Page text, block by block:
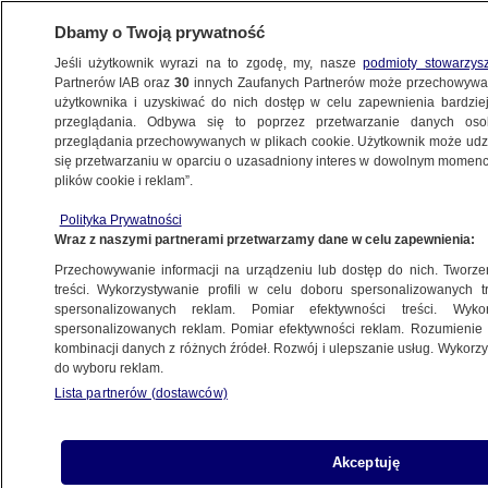
ORLEN
Kiedy poznamy nazwisko prezesa
Orlenu?
BIZNES
Członek zarządu Orlenu rezygnuje
z funkcji
BIZNES
szkodliwa decyzja
Dbamy o Twoją prywatność
Jeśli użytkownik wyrazi na to zgodę, my, naszepodmioty
Partnerów IAB oraz30 innych Zaufanych Partnerów może
użytkownika i uzyskiwać do nich dostęp w celu zapewnienia
przeglądania. Odbywa się to poprzez przetwarzanie danych
przeglądania przechowywanych w plikach cookie. Użytkownik może
się przetwarzaniu w oparciu o uzasadniony interes w dowolnym
plików cookie i reklam”.
Polityka Prywatności
Wraz z naszymi partnerami przetwarzamy dane w celu zapewnienia:
Przechowywanie informacji na urządzeniu lub dostęp do nich.
treści. Wykorzystywanie profili w celu doboru spersonalizowanych
spersonalizowanych reklam. Pomiar efektywności treści.
spersonalizowanych reklam. Pomiar efektywności reklam.
kombinacji danych z różnych źródeł. Rozwój i ulepszanie usług.
do wyboru reklam.
Lista partnerów (dostawców)
Akceptuję